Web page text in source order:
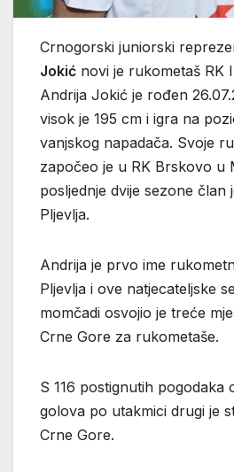
Crnogorski juniorski
Jokić novi je rukometaš RK
Andrija Jokić je rođen
visok je 195 cm i igra na
vanjskog napadača. Svoje
započeo je u RK Brskovo u
posljednje dvije sezone član
Pljevlja.
Andrija je prvo ime
Pljevlja i ove natjecateljske
momčadi osvojio je treće
Crne Gore za rukometaše.
S 116 postignutih pogodaka
golova po utakmici drugi je
Crne Gore.